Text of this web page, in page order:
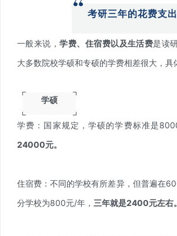
考研三年的花费支出
一般来说，学费、住宿费以及生活费是读
大多数院校学硕和专硕的学费相差很大，具
学硕
学费：国家规定，学硕的学费标准是
24000元。
住宿费：不同的学校有所差异，但普遍在
分学校为800元/年， 三年就是2400元左右。